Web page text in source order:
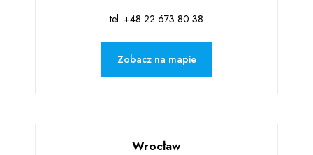
tel. +48 22 673 80 38
Zobacz na mapie
Wrocław